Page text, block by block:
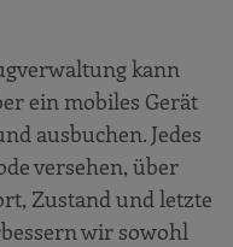
kann
ein mobiles Gerät
ausbuchen. Jedes
versehen, über
Zustand und letzte
wir sowohl